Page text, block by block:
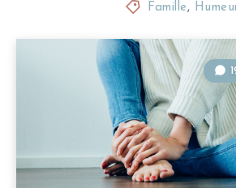
Famille ,